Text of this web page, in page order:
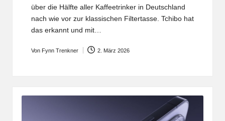
über die Hälfte aller Kaffeetrinker in Deutschland
nach wie vor zur klassischen Filtertasse. Tchibo hat
das erkannt und mit…
Posted
Von Fynn Trenkner 2. März 2026